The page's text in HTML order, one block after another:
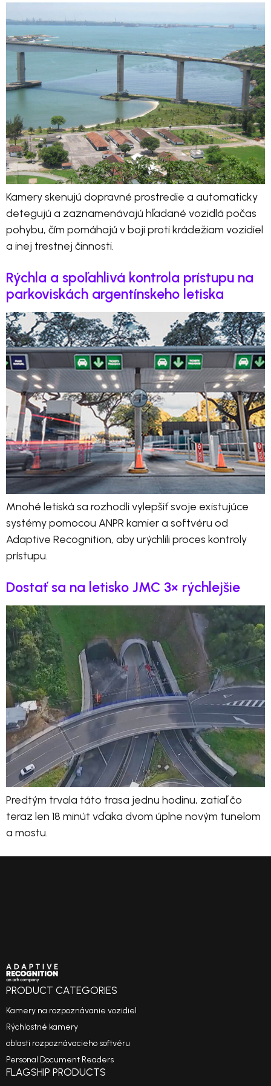
Kamery skenujú dopravné prostredie a automaticky
detegujú a zaznamenávajú hľadané vozidlá počas
pohybu, čím pomáhajú v boji proti krádežiam vozidiel
a inej trestnej činnosti.
Rýchla a spoľahlivá kontrola prístupu na
parkoviskách argentínskeho letiska
Mnohé letiská sa rozhodli vylepšiť svoje existujúce
systémy pomocou ANPR kamier a softvéru od
Adaptive Recognition, aby urýchlili proces kontroly
prístupu.
Dostať sa na letisko JMC 3× rýchlejšie
Predtým trvala táto trasa jednu hodinu, zatiaľ čo
teraz len 18 minút vďaka dvom úplne novým tunelom
a mostu.
PRODUCT CATEGORIES
Kamery na rozpoznávanie vozidiel
Rýchlostné kamery
oblasti rozpoznávacieho softvéru
Personal Document Readers
FLAGSHIP PRODUCTS